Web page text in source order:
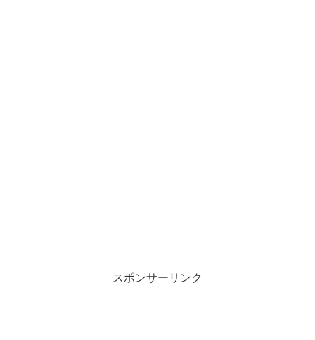
スポンサーリンク